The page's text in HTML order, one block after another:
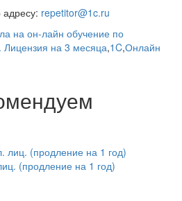
repetitor@1c.ru
на он-лайн обучение по
Лицензия на 3 месяца,1C,Онлайн
(продление на 1 год)